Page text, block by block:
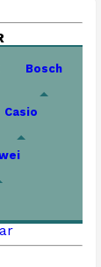
Bosch
Casio